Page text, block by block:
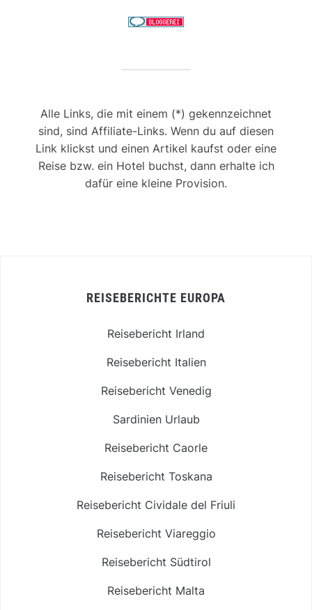
Alle Links, die mit einem (*) gekennzeichnet
sind, sind Affiliate-Links. Wenn du auf diesen
Link klickst und einen Artikel kaufst oder eine
Reise bzw. ein Hotel buchst, dann erhalte ich
dafür eine kleine Provision.
REISEBERICHTE EUROPA
Reisebericht Irland
Reisebericht Italien
Reisebericht Venedig
Sardinien Urlaub
Reisebericht Caorle
Reisebericht Toskana
Reisebericht Cividale del Friuli
Reisebericht Viareggio
Reisebericht Südtirol
Reisebericht Malta